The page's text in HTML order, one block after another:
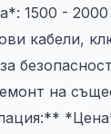
1500 -
кабели,
на